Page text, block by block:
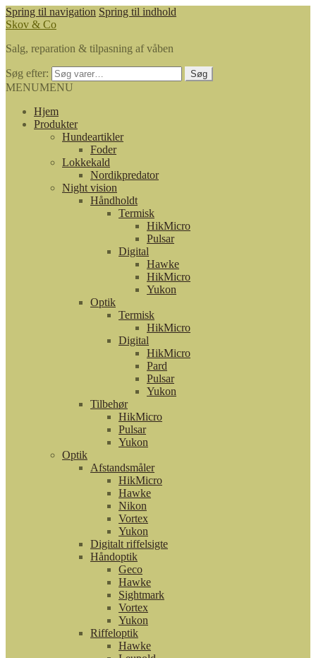
Spring til navigation Spring til indhold
Skov & Co
Salg, reparation & tilpasning af våben
Søg efter: Søg
MENUMENU
Hjem
Produkter
Hundeartikler
Foder
Lokkekald
Nordikpredator
Night vision
Håndholdt
Termisk
HikMicro
Pulsar
Digital
Hawke
HikMicro
Yukon
Optik
Termisk
HikMicro
Digital
HikMicro
Pard
Pulsar
Yukon
Tilbehør
HikMicro
Pulsar
Yukon
Optik
Afstandsmåler
HikMicro
Hawke
Nikon
Vortex
Yukon
Digitalt riffelsigte
Håndoptik
Geco
Hawke
Sightmark
Vortex
Yukon
Riffeloptik
Hawke